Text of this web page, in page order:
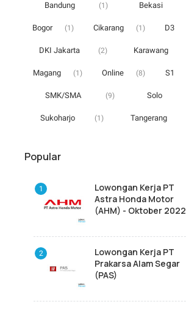
Bandung (1) Bekasi
Bogor (1) Cikarang (1) D3
DKI Jakarta (2) Karawang
Magang (1) Online (8) S1
SMK/SMA (9) Solo
Sukoharjo (1) Tangerang
Popular
Lowongan Kerja PT
Astra Honda Motor
(AHM) - Oktober 2022
Lowongan Kerja PT
Prakarsa Alam Segar
(PAS)